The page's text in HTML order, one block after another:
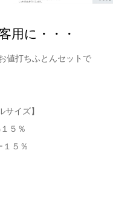
用に・・・
値打ちふとんセットで
サイズ】
５％
１５％